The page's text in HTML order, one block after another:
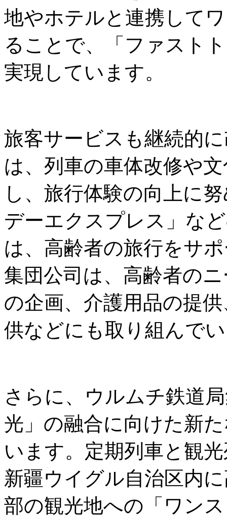
地やホテルと連携して
ることで、「ファスト
実現しています。
旅客サービスも継続的
は、列車の車体改修や
し、旅行体験の向上に
デーエクスプレス」な
は、高齢者の旅行をサ
集団公司は、高齢者の
の企画、介護用品の提
供などにも取り組んで
さらに、ウルムチ鉄道
光」の融合に向けた新
います。定期列車と観
新疆ウイグル自治区内
部の観光地への「ワン